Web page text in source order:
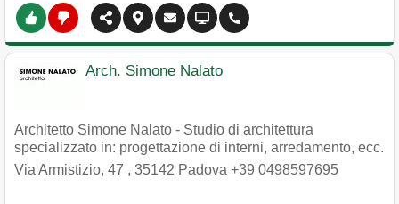
Arch. Simone Nalato
Architetto Simone Nalato - Studio di architettura
specializzato in: progettazione di interni, arredamento, ecc.
Via Armistizio, 47 , 35142 Padova +39 0498597695